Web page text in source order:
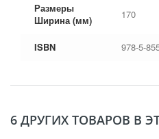
Размеры
Ширина (мм)
170
ISBN 978-5-
6 ДРУГИХ ТОВАРОВ В